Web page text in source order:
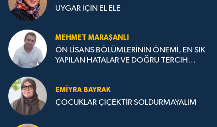
UYGAR İÇİN EL ELE
MEHMET MARAŞANLI
ÖN LİSANS BÖLÜMLERİNİN ÖNEMİ, EN SIK
YAPILAN HATALAR VE DOĞRU TERCİH
EMIYRA BAYRAK
ÇOCUKLAR ÇİÇEKTİR SOLDURMAYALIM